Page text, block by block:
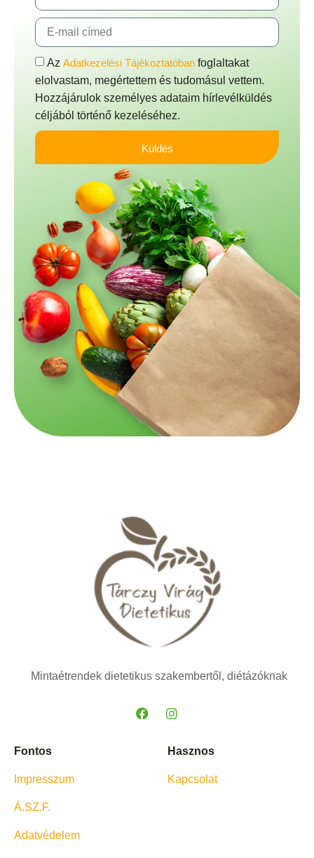
Az Adatkezelési Tájékoztatóban foglaltakat
elolvastam, megértettem és tudomásul vettem.
Hozzájárulok személyes adataim hírlevélküldés
céljából történő kezeléséhez.
Küldés
Mintaétrendek dietetikus szakembertől, diétázóknak
Fontos
Impresszum
Á.SZ.F.
Adatvédelem
Hasznos
Kapcsolat